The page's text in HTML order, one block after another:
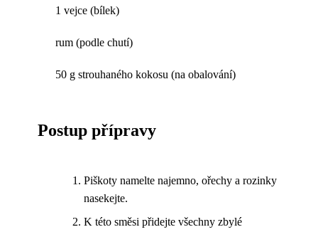
1 vejce (bílek)
rum (podle chutí)
50 g strouhaného kokosu (na obalování)
Postup přípravy
Piškoty namelte najemno, ořechy a rozinky
nasekejte.
K této směsi přidejte všechny zbylé